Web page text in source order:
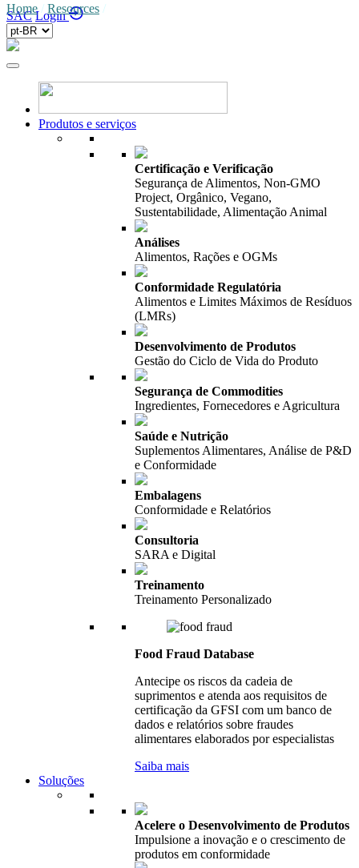
SAC Login
Produtos e serviços
Certificação e Verificação
Segurança de Alimentos, Non-GMO
Project, Orgânico, Vegano,
Sustentabilidade, Alimentação Animal
Análises
Alimentos, Rações e OGMs
Conformidade Regulatória
Alimentos e Limites Máximos de Resíduos
(LMRs)
Desenvolvimento de Produtos
Gestão do Ciclo de Vida do Produto
Segurança de Commodities
Ingredientes, Fornecedores e Agricultura
Saúde e Nutrição
Suplementos Alimentares, Análise de P&D
e Conformidade
Embalagens
Conformidade e Relatórios
Consultoria
SARA e Digital
Treinamento
Treinamento Personalizado
Food Fraud Database
Antecipe os riscos da cadeia de
suprimentos e atenda aos requisitos de
certificação da GFSI com um banco de
dados e relatórios sobre fraudes
alimentares elaborados por especialistas
Saiba mais
Soluções
Acelere o Desenvolvimento de Produtos
Impulsione a inovação e o crescimento de
produtos em conformidade
Home/ Resources /